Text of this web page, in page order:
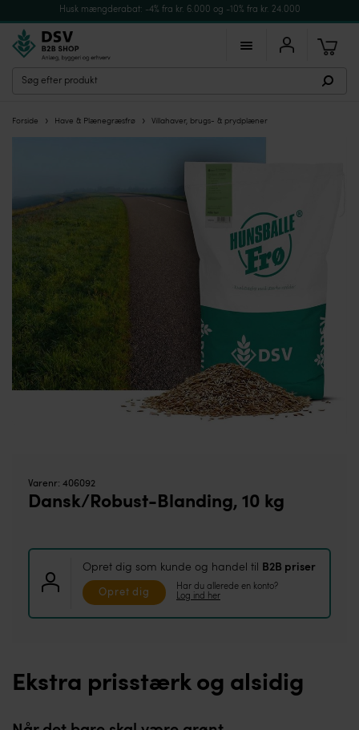
Husk mængderabat: -4% fra kr. 6.000 og -10% fra kr. 24.000
Forside › Have & Plænegræsfrø › Villahaver, brugs- & prydplæner
Varenr: 406092
Dansk/Robust-Blanding, 10 kg
Opret dig som kunde og handel til B2B priser
Opret dig
Har du allerede en konto?
Log ind her
Ekstra prisstærk og alsidig